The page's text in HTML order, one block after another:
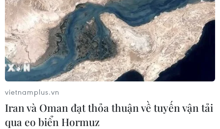
vietnamplus.vn
Iran và Oman đạt thỏa thuận về tuyến vận tải
qua eo biển Hormuz